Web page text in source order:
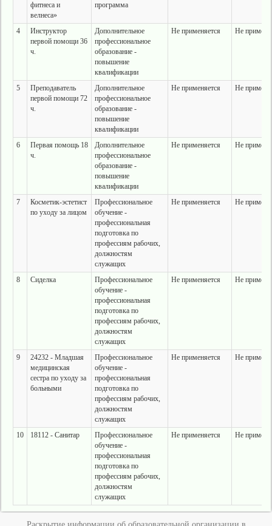
фитнеса и
велнеса»
программа
4
Инструктор
первой помощи 36
ч.
Дополнительное
профессиональное
образование -
повышение
квалификации
Не применяется Не
5
Преподаватель
первой помощи 72
ч.
Дополнительное
профессиональное
образование -
повышение
квалификации
Не применяется Не
6
Первая помощь 18
ч.
Дополнительное
профессиональное
образование -
повышение
квалификации
Не применяется Не
7
Косметик-эстетист
по уходу за лицом
Профессиональное
обучение -
профессиональная
подготовка по
профессиям рабочих,
должностям
служащих
Не применяется Не
8 Сиделка
Профессиональное
обучение -
профессиональная
подготовка по
профессиям рабочих,
должностям
служащих
Не применяется Не
9
24232 - Младшая
медицинская
сестра по уходу за
больными
Профессиональное
обучение -
профессиональная
подготовка по
профессиям рабочих,
должностям
служащих
Не применяется Не
10 18112 - Санитар
Профессиональное
обучение -
профессиональная
подготовка по
профессиям рабочих,
должностям
служащих
Не применяется Не